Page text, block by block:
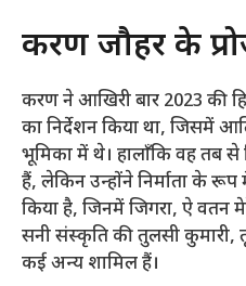
करण जौहर के
करण ने आखिरी बार 2023 की
का निर्देशन किया था, जिसमें
भूमिका में थे। हालाँकि वह तब से
हैं, लेकिन उन्होंने निर्माता के
किया है, जिनमें जिगरा, ऐ वतन
सनी संस्कृति की तुलसी कुमारी,
कई अन्य शामिल हैं।